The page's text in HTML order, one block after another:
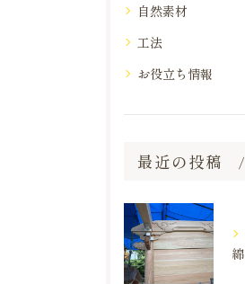
自然素材
工法
お役立ち情報
最近の投稿